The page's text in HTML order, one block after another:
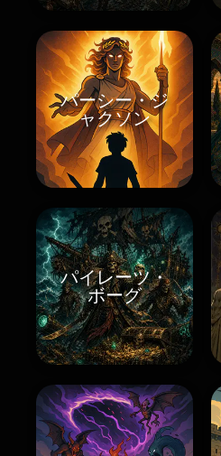
パーシー・ジ
ャクソン
パイレーツ・
ボーグ